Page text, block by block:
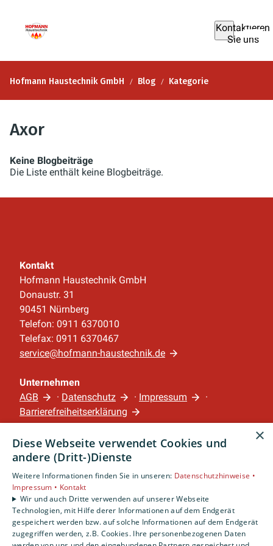
Kontaktieren
Sie uns
Hofmann Haustechnik GmbH Blog Kategorie
Axor
Keine Blogbeiträge
Die Liste enthält keine Blogbeiträge.
Kontakt
Hofmann Haustechnik GmbH
Donaustr. 31
90451 Nürnberg
Telefon: 0911 6370010
Telefax: 0911 6370467
service@hofmann-haustechnik.de
Unternehmen
AGB
· Datenschutz · Impressum
·
Barrierefreiheitserklärung
Leistungen
Privatkunden
Gewerbekunden
Karriere
Unternehmen
Standort
×
Diese Webseite verwendet Cookies und
andere (Dritt-)Dienste
Weitere Informationen finden Sie in unseren: Datenschutzhinweise •
Impressum • Kontakt
Wir und auch Dritte verwenden auf unserer Webseite
Technologien, mit Hilfe derer Informationen auf dem Endgerät
gespeichert werden bzw. auf solche Informationen auf dem Endgerät
zugegriffen werden, z.B. Cookies. Ihre personenbezogenen Daten